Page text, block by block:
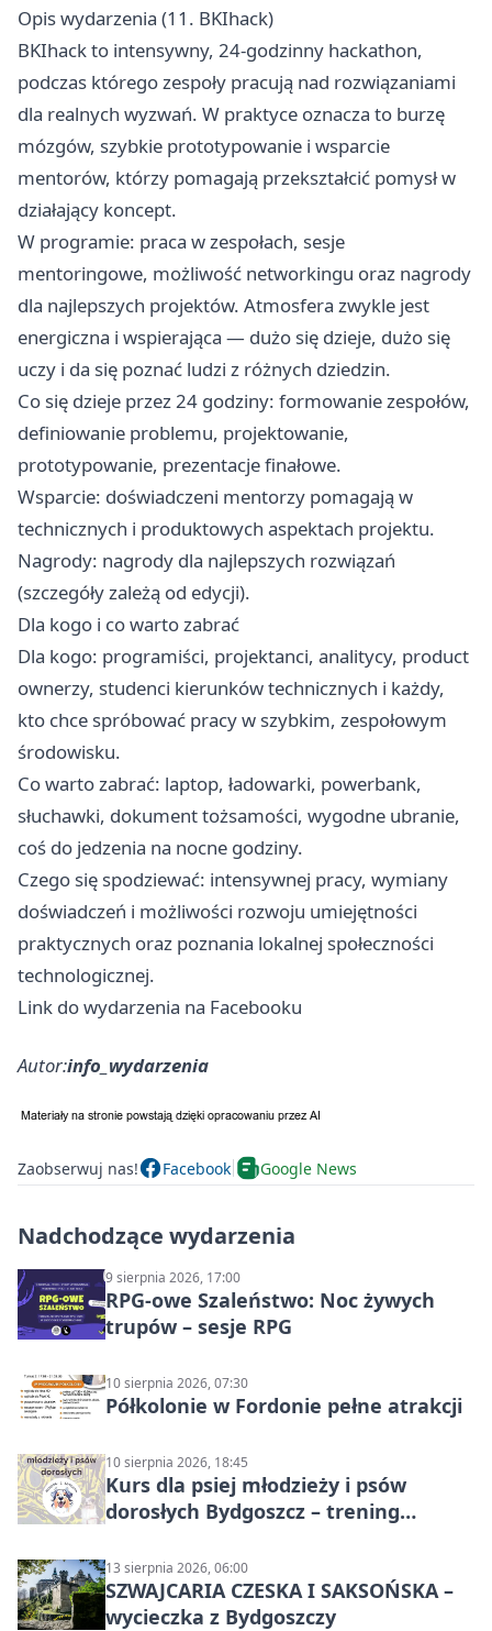
Opis wydarzenia (11. BKIhack)
BKIhack to intensywny, 24‑godzinny hackathon,
podczas którego zespoły pracują nad rozwiązaniami
dla realnych wyzwań. W praktyce oznacza to burzę
mózgów, szybkie prototypowanie i wsparcie
mentorów, którzy pomagają przekształcić pomysł w
działający koncept.
W programie: praca w zespołach, sesje
mentoringowe, możliwość networkingu oraz nagrody
dla najlepszych projektów. Atmosfera zwykle jest
energiczna i wspierająca — dużo się dzieje, dużo się
uczy i da się poznać ludzi z różnych dziedzin.
Co się dzieje przez 24 godziny: formowanie zespołów,
definiowanie problemu, projektowanie,
prototypowanie, prezentacje finałowe.
Wsparcie: doświadczeni mentorzy pomagają w
technicznych i produktowych aspektach projektu.
Nagrody: nagrody dla najlepszych rozwiązań
(szczegóły zależą od edycji).
Dla kogo i co warto zabrać
Dla kogo: programiści, projektanci, analitycy, product
ownerzy, studenci kierunków technicznych i każdy,
kto chce spróbować pracy w szybkim, zespołowym
środowisku.
Co warto zabrać: laptop, ładowarki, powerbank,
słuchawki, dokument tożsamości, wygodne ubranie,
coś do jedzenia na nocne godziny.
Czego się spodziewać: intensywnej pracy, wymiany
doświadczeń i możliwości rozwoju umiejętności
praktycznych oraz poznania lokalnej społeczności
technologicznej.
Link do wydarzenia na Facebooku
Autor:info_wydarzenia
Zaobserwuj nas! Facebook Google News
Nadchodzące wydarzenia
9 sierpnia 2026, 17:00
RPG-owe Szaleństwo: Noc żywych
trupów – sesje RPG
10 sierpnia 2026, 07:30
Półkolonie w Fordonie pełne atrakcji
10 sierpnia 2026, 18:45
Kurs dla psiej młodzieży i psów
dorosłych Bydgoszcz – trening
13 sierpnia 2026, 06:00
SZWAJCARIA CZESKA I SAKSOŃSKA –
wycieczka z Bydgoszczy